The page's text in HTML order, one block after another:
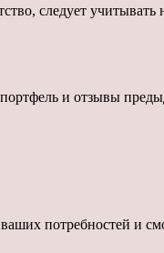
следует учитывать
и отзывы
потребностей и